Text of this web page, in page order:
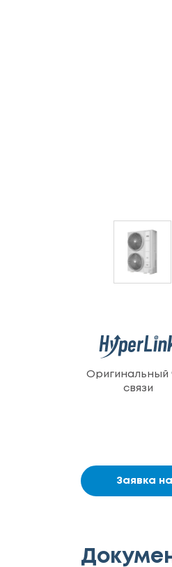
Оригинальный
связи
Заявка